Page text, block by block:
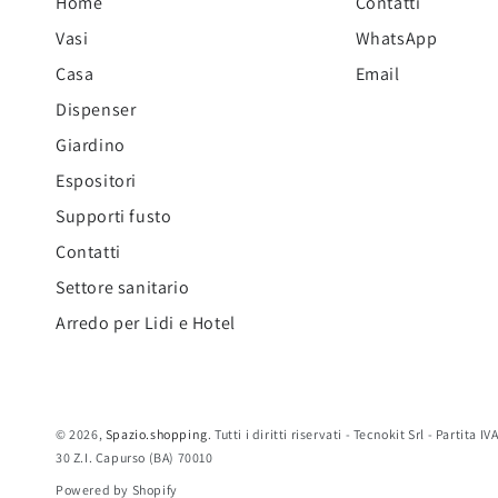
|
Made
in
Italy
in
Italy
Vasi
Casa
Dispenser
Giardino
Espositori
Supporti fusto
Contatti
Settore sanitario
Arredo per Lidi e Hotel
WhatsApp
Email
© 2026, Spazio.shopping. Tutti i diritti riservati - Tecnokit Srl - Partita
30 Z.I. Capurso (BA) 70010
Powered by Shopify